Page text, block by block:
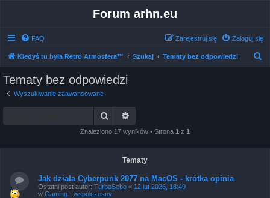
Forum arhn.eu
FAQ Zaloguj się
Zarejestruj się
Kiedyś tu była Retro Atmosfera™ Szukaj Tematy bez odpowiedzi
Tematy bez odpowiedzi
Wyszukiwanie zaawansowane
Szukaj
Znaleziono 17 wyników • Strona 1 z 1
Tematy
Jak działa Cyberpunk 2077 na MacOS - krótka opinia
Ostatni post autor: TurboSebo « 12 lut 2026, 18:49
w Gaming - współczesny